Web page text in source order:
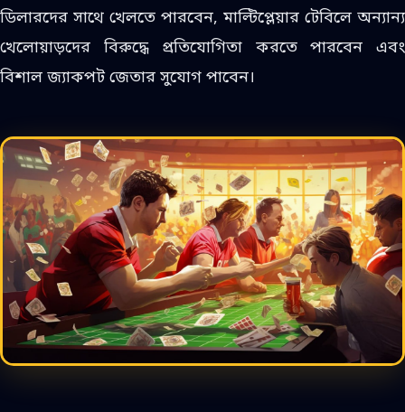
ডিলারদের সাথে খেলতে পারবেন, মাল্টিপ্লেয়ার টেবিলে অন্যান্য
খেলোয়াড়দের বিরুদ্ধে প্রতিযোগিতা করতে পারবেন এবং
বিশাল জ্যাকপট জেতার সুযোগ পাবেন।